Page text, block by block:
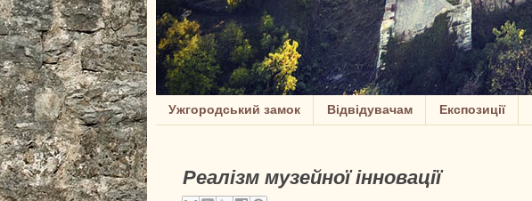
Ужгородський замок Відвідувачам Експозиції
Реалізм музейної інновації